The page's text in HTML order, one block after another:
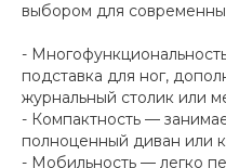
выбором для
-
подставка для ног,
журнальный столик или
- Компактность —
полноценный диван или
- Мобильность — легко